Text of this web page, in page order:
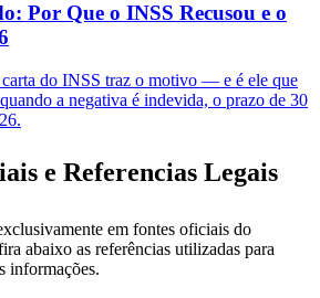
Por Que o INSS Recusou e o
do INSS traz o motivo — e é ele que
a negativa é indevida, o prazo de 30
e Referencias Legais
em fontes oficiais do
abaixo as referências utilizadas para
informações.